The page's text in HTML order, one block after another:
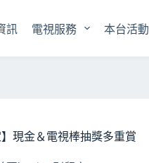
訊 電視服務 本台活動
現金＆電視棒抽獎多重賞